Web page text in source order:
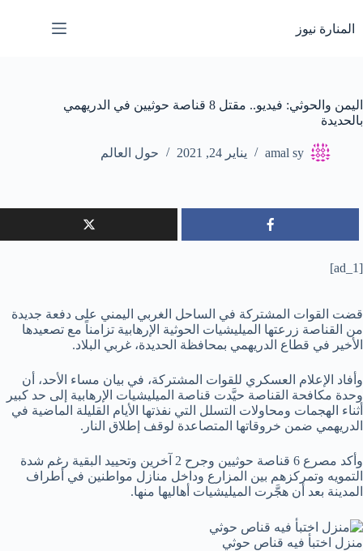
إلى
المحتوى
المنارة نيوز
اليمن والحوثي: فيديو.. مقتل 8 قناصة حوثيين في الدريهمي
بالحديدة
amal sy يناير 24, 2021 حول العالم
[ad_1]
قضت القوات المشتركة في الساحل الغربي اليمني على دفعة جديدة
من القناصة زرعتها الميليشيات الحوثية الإرهابية تزامناً مع تصعيدها
الأخير في قطاع الدريهمي بمحافظة الحديدة، غربي البلاد.
وأفاد الإعلام العسكري للقوات المشتركة، في بيان مساء الأحد، أن
وحدة مكافحة القناصة حيَّدت قناصة الميليشيات الإرهابية إلى حد كبير
أثناء الهجمات ومحاولات التسلل التي نفذتها الأيام القليلة الماضية في
الدريهمي ضمن خروقاتها المتصاعدة لوقف إطلاق النار.
وأكد مصرع 6 قناصة حوثيين وجرح 2 آخرين وتحييد البقية رغم شدة
التمويه وتمركزهم بين المزارع وداخل منازل مواطنين في أطراف
المدينة بعد أن هجَّرت الميليشيات أهاليها منها.
منزل اختبأ فيه قناص حوثي